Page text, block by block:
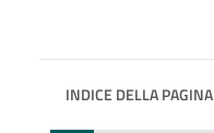
INDICE DELLA PAGINA